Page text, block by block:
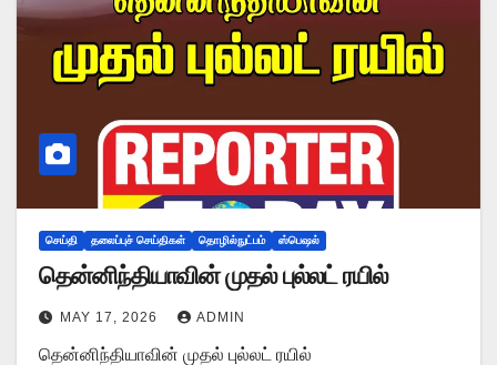
செய்தி தலைப்புச் செய்திகள் தொழில்நுட்பம் ஸ்பெஷல்
தென்னிந்தியாவின் முதல் புல்லட் ரயில்
MAY 17, 2026 ADMIN
தென்னிந்தியாவின் முதல் புல்லட் ரயில்